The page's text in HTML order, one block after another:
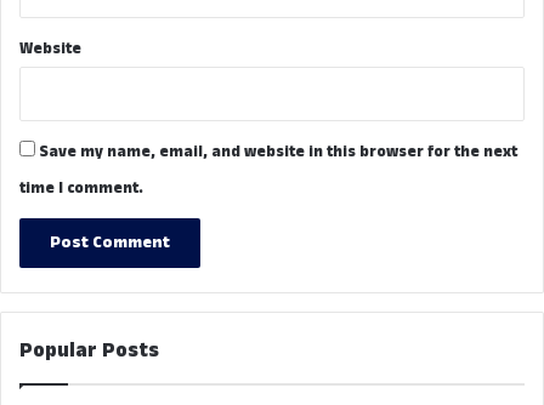
Website
Save my name, email, and website in this browser for the next
time I comment.
Popular Posts